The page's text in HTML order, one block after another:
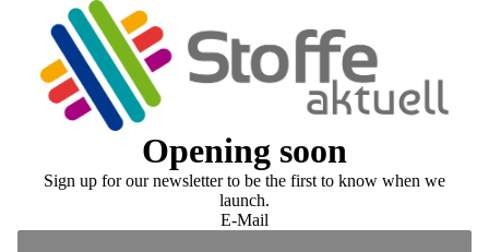
Opening soon
Sign up for our newsletter to be the first to know when we
launch.
E-Mail